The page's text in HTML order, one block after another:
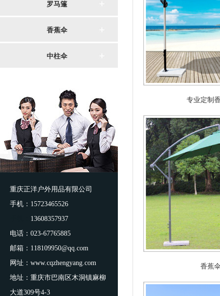
罗马篷
香蕉伞
中柱伞
重庆正洋户外用品有限公司
手机：15723465526
13608357937
电话：023-67765885
邮箱：118109950@qq.com
网址：www.cqzhengyang.com
地址：重庆市巴南区木洞镇麻柳
大道309号4-3
专业定制
香蕉